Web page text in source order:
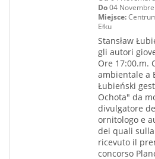
Do04
Miejsce:
Ełku
Stansław
gli autori
Ore 17:00.m.
ambientale
Łubieński
Ochota" da
divulgatore
ornitologo e
dei quali
ricevuto il
concorso